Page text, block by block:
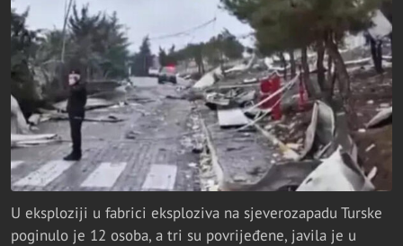
U eksploziji u fabrici eksploziva na sjeverozapadu Turske
poginulo je 12 osoba, a tri su povrijeđene, javila je u